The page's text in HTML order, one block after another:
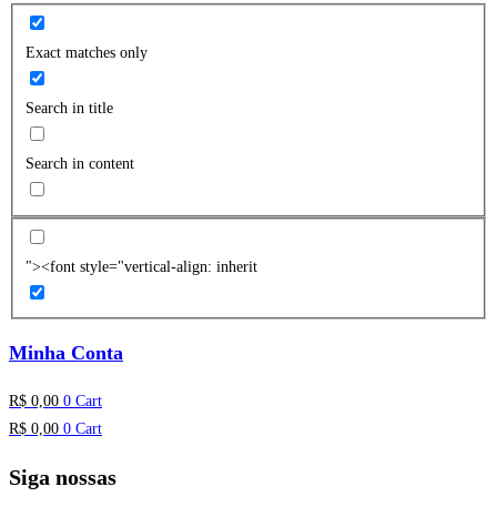
Exact matches only
Search in title
Search in content
"><font style="vertical-align: inherit
Minha Conta
R$ 0,00 0 Cart
R$ 0,00 0 Cart
Siga nossas